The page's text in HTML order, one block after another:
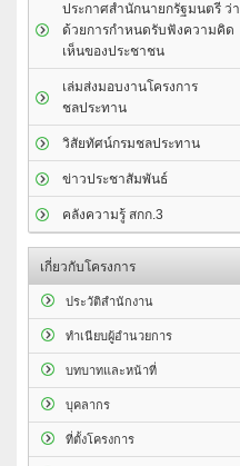
ประกาศสำนักนายกรัฐมนตรี ว่า
ด้วยการกำหนดรับฟังความคิด
เห็นของประชาชน
เล่มส่งมอบงานโครงการ
ชลประทาน
วิสัยทัศน์กรมชลประทาน
ข่าวประชาสัมพันธ์
คลังความรู้ สกก.3
เกี่ยวกับโครงการ
ประวัติสำนักงาน
ทำเนียบผู้อำนวยการ
บทบาทและหน้าที่
บุคลากร
ที่ตั้งโครงการ